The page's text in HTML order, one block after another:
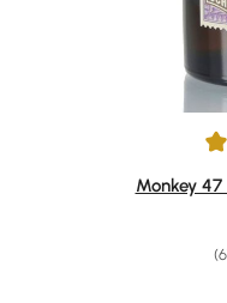
Durchschnittliche
Monkey